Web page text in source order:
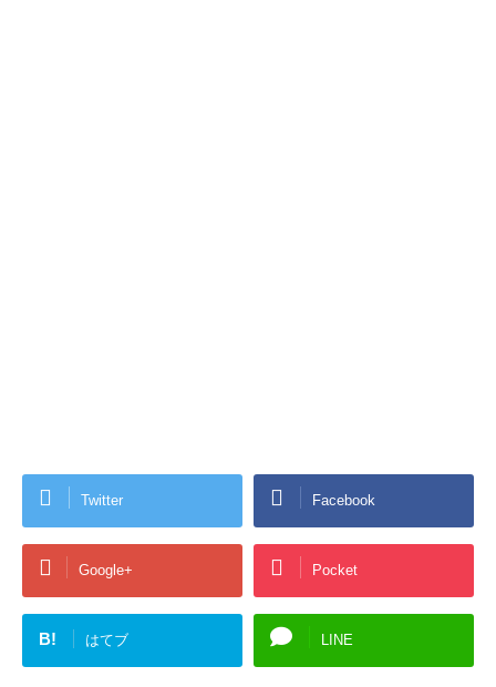
Twitter Facebook
Google+ Pocket
B! はてブ LINE